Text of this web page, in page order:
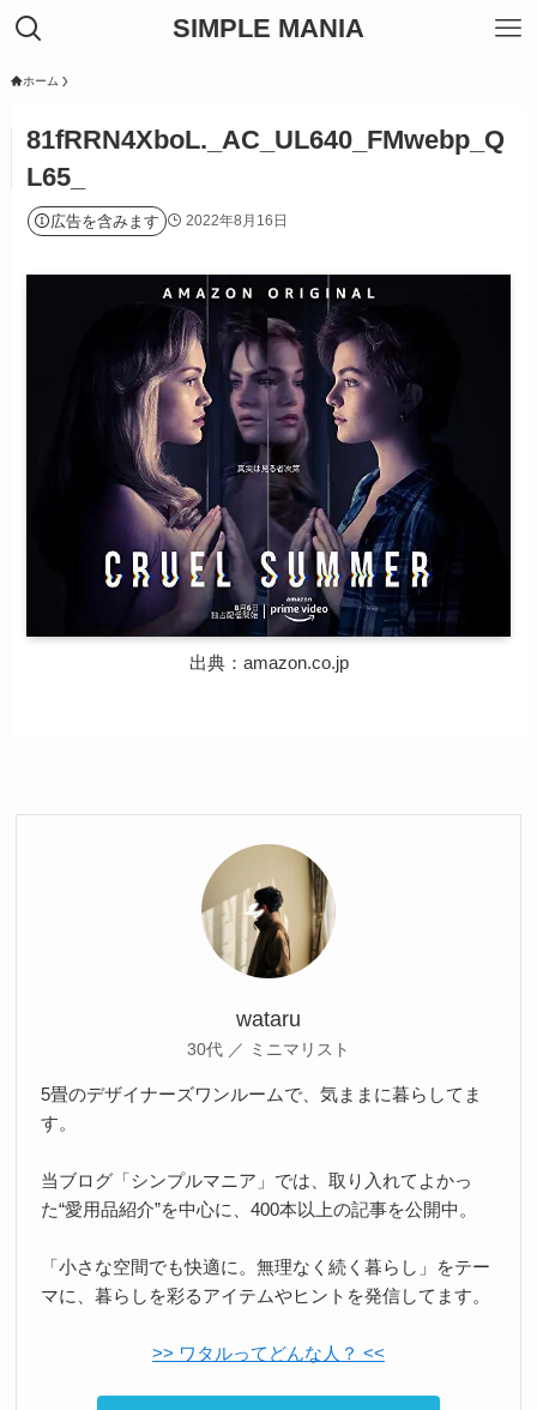
SIMPLE MANIA
ホーム
81fRRN4XboL._AC_UL640_FMwebp_Q
L65_
広告を含みます 2022年8月16日
出典：amazon.co.jp
wataru
30代 ／ ミニマリスト
5畳のデザイナーズワンルームで、気ままに暮らしてま
す。
当ブログ「シンプルマニア」では、取り入れてよかっ
た“愛用品紹介”を中心に、400本以上の記事を公開中。
「小さな空間でも快適に。無理なく続く暮らし」をテー
マに、暮らしを彩るアイテムやヒントを発信してます。
>> ワタルってどんな人？ <<